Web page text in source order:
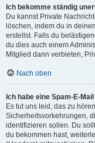
Ich bekomme ständig
Du kannst Private
löschen, indem du in
erstellst. Falls du
du dies auch einem
Mitglied dann verbieten,
Nach oben
Ich habe eine Spam-E-
Es tut uns leid, das zu
Sicherheitsvorkehrungen,
identifizieren sollen. Du
du bekommen hast,